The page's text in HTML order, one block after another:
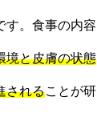
す。食事の内容
境と皮膚の状態
されることが研